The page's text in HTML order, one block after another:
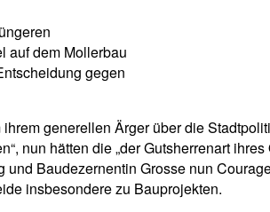
auf dem Mollerbau
gegen
generellen Ärger über die
nun hätten die „der Gutsherrenart
und Baudezernentin Grosse nun
insbesondere zu Bauprojekten.